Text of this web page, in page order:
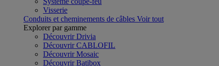
Visserie
Conduits et cheminements de câbles Voir tout
Explorer par gamme
Découvrir Drivia
Découvrir CABLOFIL
Découvrir Mosaic
Découvrir Batibox